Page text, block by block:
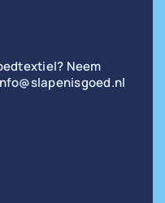
Neem